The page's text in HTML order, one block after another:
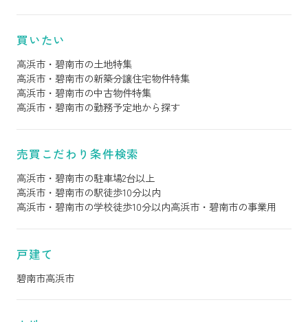
買いたい
高浜市・碧南市の土地特集
高浜市・碧南市の新築分譲住宅物件特集
高浜市・碧南市の中古物件特集
高浜市・碧南市の勤務予定地から探す
売買こだわり条件検索
高浜市・碧南市の駐車場2台以上
高浜市・碧南市の駅徒歩10分以内
高浜市・碧南市の学校徒歩10分以内高浜市・碧南市の事業用
戸建て
碧南市高浜市